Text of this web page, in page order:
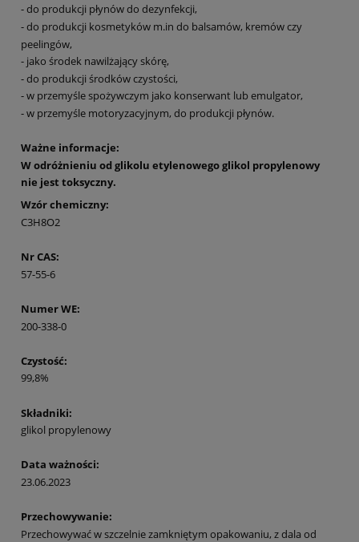
- do produkcji płynów do dezynfekcji,
- do produkcji kosmetyków m.in do balsamów, kremów czy
peelingów,
- jako środek nawilżający skórę,
- do produkcji środków czystości,
- w przemyśle spożywczym jako konserwant lub emulgator,
- w przemyśle motoryzacyjnym, do produkcji płynów.
Ważne informacje:
W odróżnieniu od glikolu etylenowego glikol propylenowy
nie jest toksyczny.
Wzór chemiczny:
C3H8O2
Nr CAS:
57-55-6
Numer WE:
200-338-0
Czystość:
99,8%
Składniki:
glikol propylenowy
Data ważności:
23.06.2023
Przechowywanie:
Przechowywać w szczelnie zamkniętym opakowaniu, z dala od